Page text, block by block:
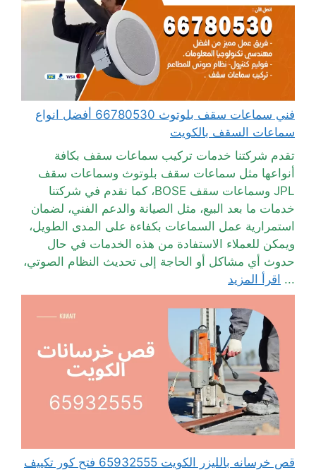
فني سماعات سقف بلوتوث 66780530 أفضل انواع
سماعات السقف بالكويت
تقدم شركتنا خدمات تركيب سماعات سقف بكافة
أنواعها مثل سماعات سقف بلوتوث وسماعات سقف
JPL وسماعات سقف BOSE، كما نقدم في شركتنا
خدمات ما بعد البيع، مثل الصيانة والدعم الفني، لضمان
استمرارية عمل السماعات بكفاءة على المدى الطويل،
ويمكن للعملاء الاستفادة من هذه الخدمات في حال
حدوث أي مشاكل أو الحاجة إلى تحديث النظام الصوتي،
... اقرأ المزيد
قص خرسانه بالليزر الكويت 65932555 فتح كور تكييف